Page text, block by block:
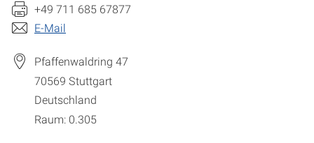
+49 711 685 67877
E-Mail
Pfaffenwaldring 47
70569 Stuttgart
Deutschland
Raum: 0.305